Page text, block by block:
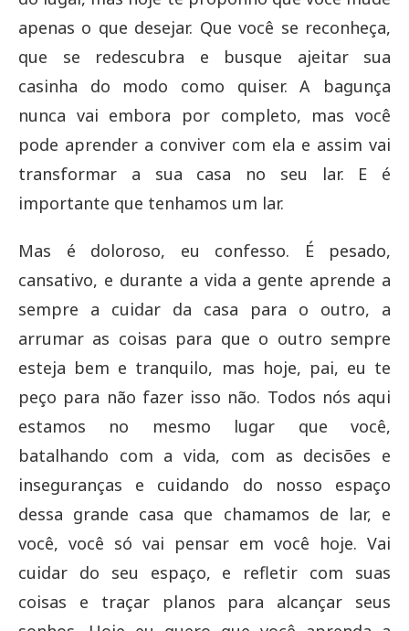
apenas o que desejar. Que você se reconheça,
que se redescubra e busque ajeitar sua
casinha do modo como quiser. A bagunça
nunca vai embora por completo, mas você
pode aprender a conviver com ela e assim vai
transformar a sua casa no seu lar. E é
importante que tenhamos um lar.
Mas é doloroso, eu confesso. É pesado,
cansativo, e durante a vida a gente aprende a
sempre a cuidar da casa para o outro, a
arrumar as coisas para que o outro sempre
esteja bem e tranquilo, mas hoje, pai, eu te
peço para não fazer isso não. Todos nós aqui
estamos no mesmo lugar que você,
batalhando com a vida, com as decisões e
inseguranças e cuidando do nosso espaço
dessa grande casa que chamamos de lar, e
você, você só vai pensar em você hoje. Vai
cuidar do seu espaço, e refletir com suas
coisas e traçar planos para alcançar seus